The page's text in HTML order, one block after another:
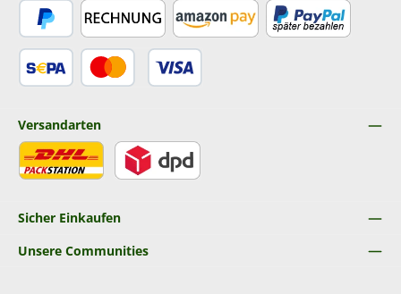
Sicher Einkaufen
Unsere Communities
Versandarten